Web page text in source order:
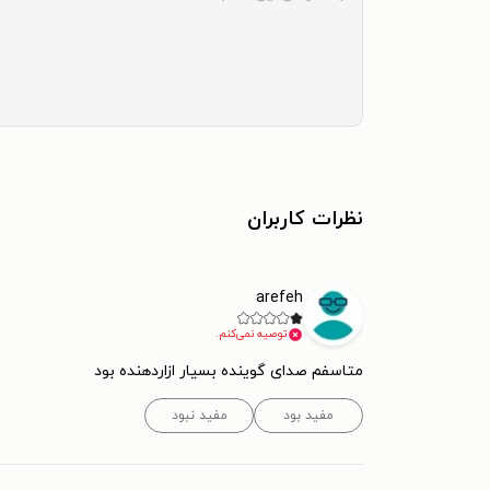
نظرات کاربران
arefeh
توصیه نمی‌کنم.
متاسفم صدای گوینده بسیار ازاردهنده بود
مفید بود مفید نبود